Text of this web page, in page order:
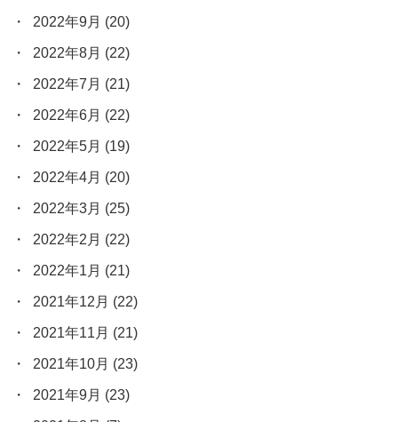
2022年9月 (20)
2022年8月 (22)
2022年7月 (21)
2022年6月 (22)
2022年5月 (19)
2022年4月 (20)
2022年3月 (25)
2022年2月 (22)
2022年1月 (21)
2021年12月 (22)
2021年11月 (21)
2021年10月 (23)
2021年9月 (23)